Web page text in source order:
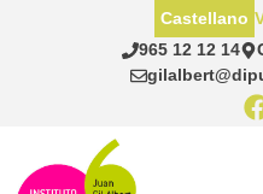
965 12 12 14
Castellano